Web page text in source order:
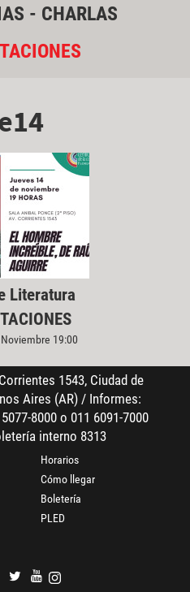
- CHARLAS
Literatura
19:00
1543, Ciudad de
Aires (AR) / Informes:
8000 o 011 6091-7000
interno 8313
Horarios
Cómo llegar
Boletería
PLED